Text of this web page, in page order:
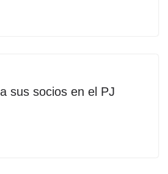
sus socios en el PJ